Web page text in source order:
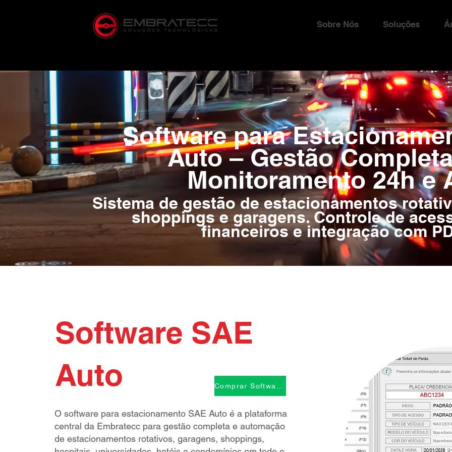
Sobre Nós Soluções
Software para
Auto – Gestão
Monitoramento 24h e
Sistema de gestão de estacionamentos
shoppings e garagens. Controle de
financeiros e integração com
Software SAE
Auto
O software para estacionamento SAE Auto é a plataforma
central da Embratecc para gestão completa e automação
de estacionamentos rotativos, garagens, shoppings,